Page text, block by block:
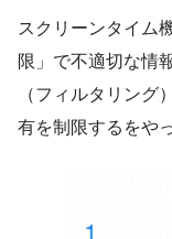
スクリーンタイム
限」で不適切な情
（フィルタリング
有を制限するをや